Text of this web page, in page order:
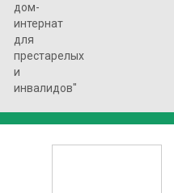
дом-
интернат
для
престарелых
и
инвалидов"